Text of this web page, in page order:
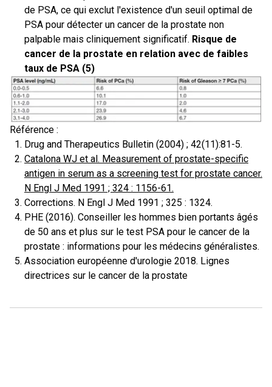
de PSA, ce qui exclut l'existence d'un seuil optimal de
PSA pour détecter un cancer de la prostate non
palpable mais cliniquement significatif. Risque de
cancer de la prostate en relation avec de faibles
taux de PSA (5)
Référence :
Drug and Therapeutics Bulletin (2004) ; 42(11):81-5.
Catalona WJ et al. Measurement of prostate-specific
antigen in serum as a screening test for prostate cancer.
N Engl J Med 1991 ; 324 : 1156-61.
Corrections. N Engl J Med 1991 ; 325 : 1324.
PHE (2016). Conseiller les hommes bien portants âgés
de 50 ans et plus sur le test PSA pour le cancer de la
prostate : informations pour les médecins généralistes.
Association européenne d'urologie 2018. Lignes
directrices sur le cancer de la prostate